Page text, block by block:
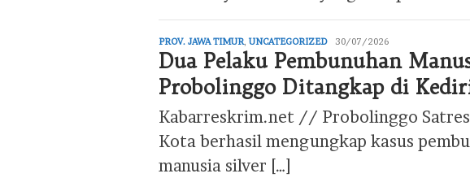
PROV. JAWA TIMUR UNCATEGORIZEDeditor
30/07/2026
Dua Pelaku Pembunuhan
Probolinggo Ditangkap di
Kabarreskrim.net // Probolinggo
Kota berhasil mengungkap kasus
manusia silver […]